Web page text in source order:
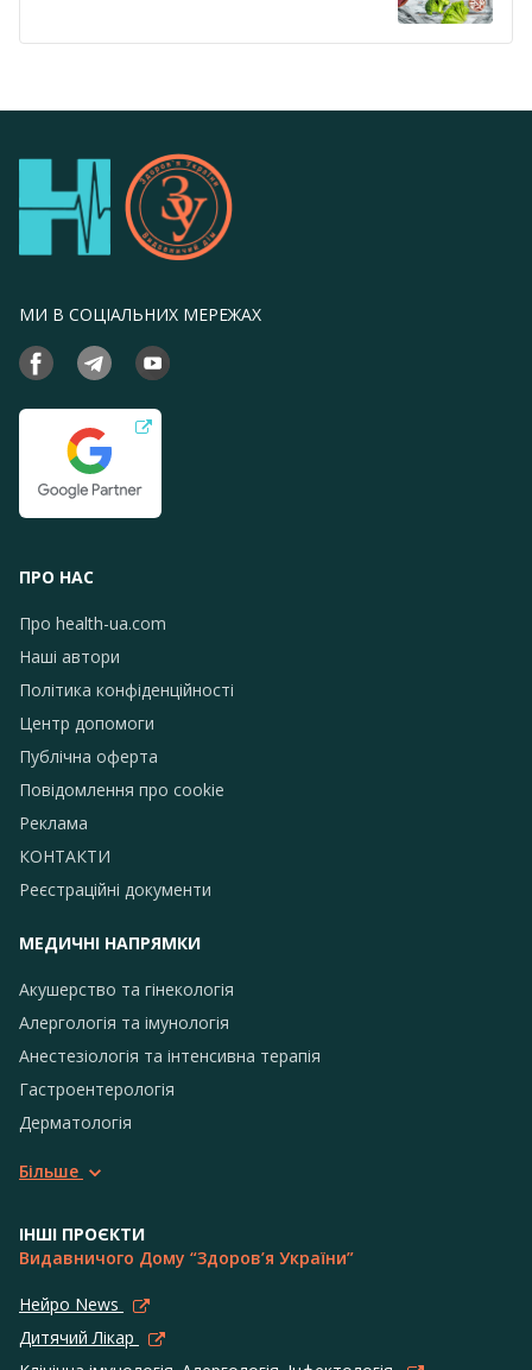
МИ В СОЦІАЛЬНИХ МЕРЕЖАХ
ПРО НАС
Про health-ua.com
Наші автори
Політика конфіденційності
Центр допомоги
Публічна оферта
Повідомлення про сookie
Реклама
КОНТАКТИ
Реєстраційні документи
МЕДИЧНІ НАПРЯМКИ
Акушерство та гінекологія
Алергологія та імунологія
Анестезіологія та інтенсивна терапія
Гастроентерологія
Дерматологія
Більше
ІНШІ ПРОЄКТИ
Видавничого Дому “Здоров’я України”
Нейро News
Дитячий Лікар